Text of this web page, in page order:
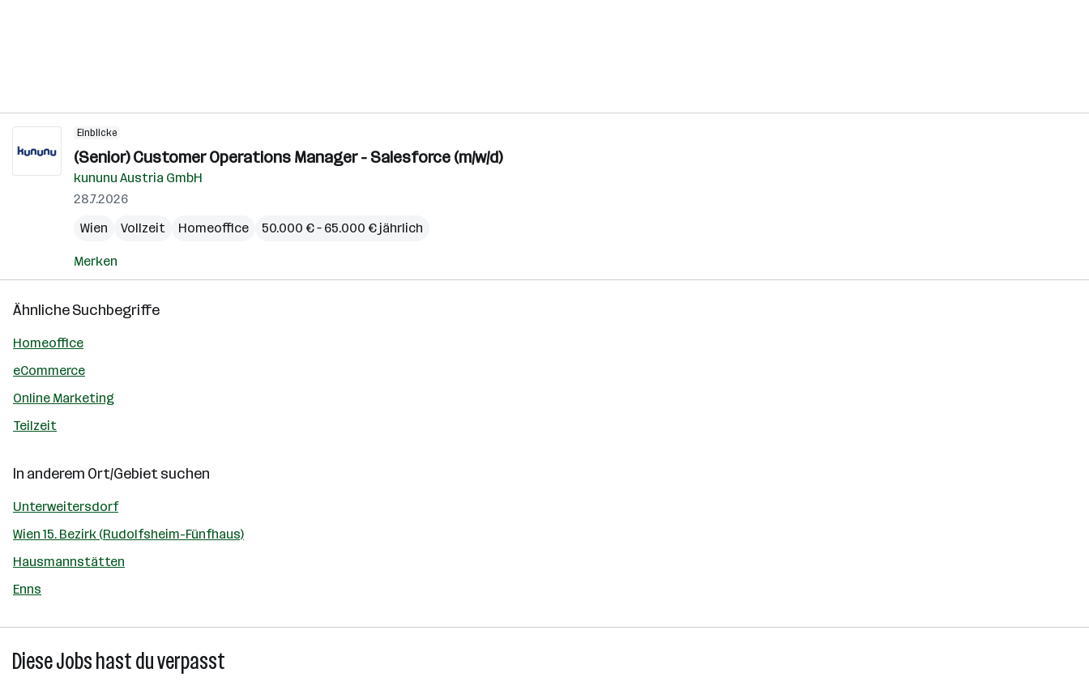
Einblicke
(Senior) Customer Operations Manager - Salesforce (m/w/d)
kununu Austria GmbH
28.7.2026
Wien
Vollzeit Homeoffice 50.000 € – 65.000 € jährlich
Merken
Ähnliche Suchbegriffe
Homeoffice
eCommerce
Online Marketing
Teilzeit
In anderem Ort/Gebiet suchen
Unterweitersdorf
Wien 15. Bezirk (Rudolfsheim-Fünfhaus)
Hausmannstätten
Enns
Diese Jobs hast du verpasst